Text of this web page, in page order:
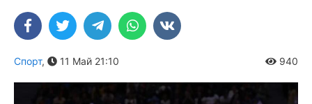
Спорт, 11 Май 21:10 940